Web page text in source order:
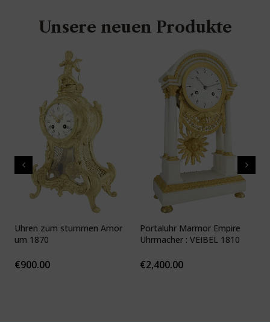
Unsere neuen Produkte
Uhren zum stummen Amor
um 1870
€900.00
Portaluhr Marmor Empire
Uhrmacher : VEIBEL 1810
€2,400.00